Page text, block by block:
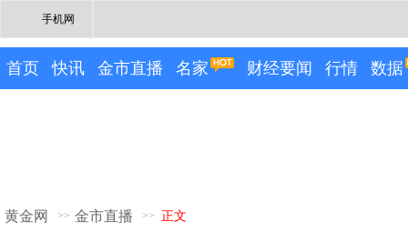
手机网
首页 快讯 金市直播 名家 财经要闻 行情 数据
黄金网 >> 金市直播 >> 正文